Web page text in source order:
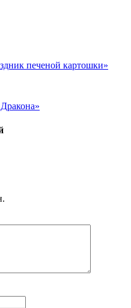
печеной картошки»